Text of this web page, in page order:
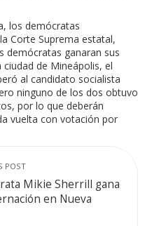
los demócratas
Corte Suprema estatal,
demócratas ganaran sus
ciudad de Mineápolis, el
al candidato socialista
ninguno de los dos obtuvo
por lo que deberán
vuelta con votación por
POST
Mikie Sherrill gana
en Nueva